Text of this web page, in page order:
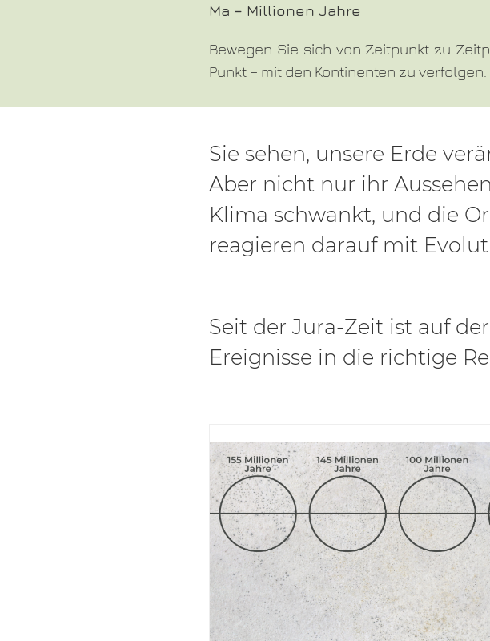
Ma = Millionen Jahre
Bewegen Sie sich von Zeitpunkt zu
Punkt – mit den Kontinenten zu verfolgen.
Sie sehen, unsere Erde
Aber nicht nur ihr
Klima schwankt, und die
reagieren darauf mit
Seit der Jura-Zeit ist auf
Ereignisse in die richtige